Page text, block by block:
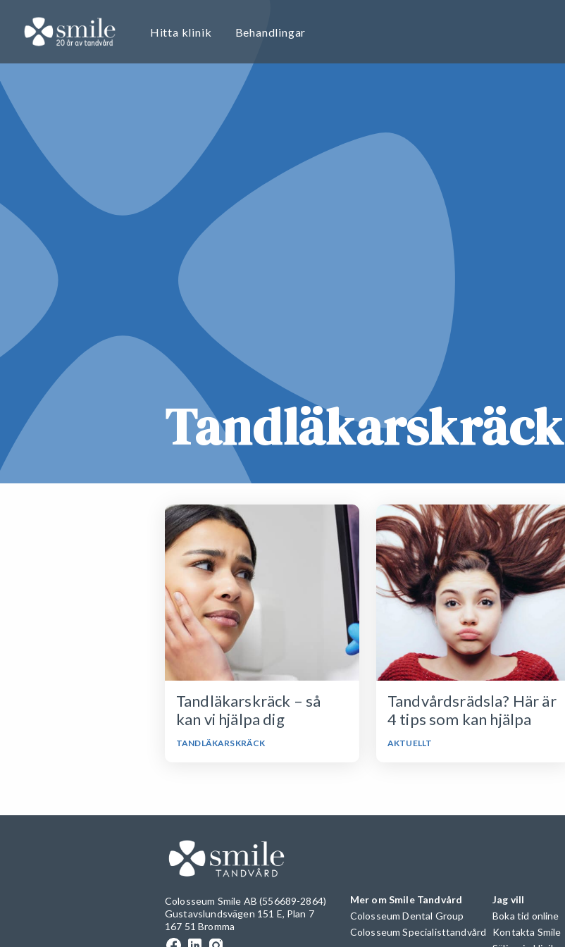
Tandläkarskräck
Tandläkarskräck – så
kan vi hjälpa dig
TANDLÄKARSKRÄCK
Tandvårdsrädsla? Här är
4 tips som kan hjälpa
AKTUELLT
Colosseum Smile AB (556689-2864)
Gustavslundsvägen 151 E, Plan 7
167 51 Bromma
Mer om Smile Tandvård
Colosseum Dental Group
Colosseum Specialisttandvård
Jag vill
Boka tid online
Kontakta Smile
Hitta klinik Behandlingar